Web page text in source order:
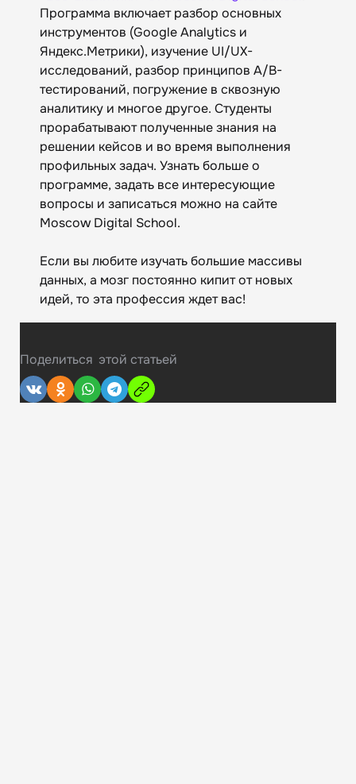
Программа включает разбор основных
инструментов (Google Analytics и
Яндекс.Метрики), изучение UI/UX-
исследований, разбор принципов A/B-
тестирований, погружение в сквозную
аналитику и многое другое. Студенты
прорабатывают полученные знания на
решении кейсов и во время выполнения
профильных задач. Узнать больше о
программе, задать все интересующие
вопросы и записаться можно на сайте
Moscow Digital School.
Если вы любите изучать большие массивы
данных, а мозг постоянно кипит от новых
идей, то эта профессия ждет вас!
Поделиться этой статьей